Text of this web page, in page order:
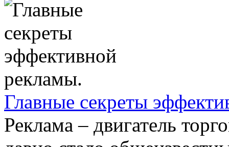
Главные секреты
Реклама – двигатель